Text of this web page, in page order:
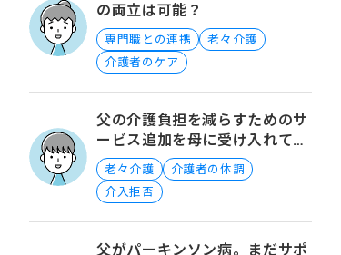
の両立は可能？
専門職との連携
老々介護
介護者のケア
父の介護負担を減らすためのサ
ービス追加を母に受け入れても
らうには？
老々介護
介護者の体調
介入拒否
父がパーキンソン病。まだサポ